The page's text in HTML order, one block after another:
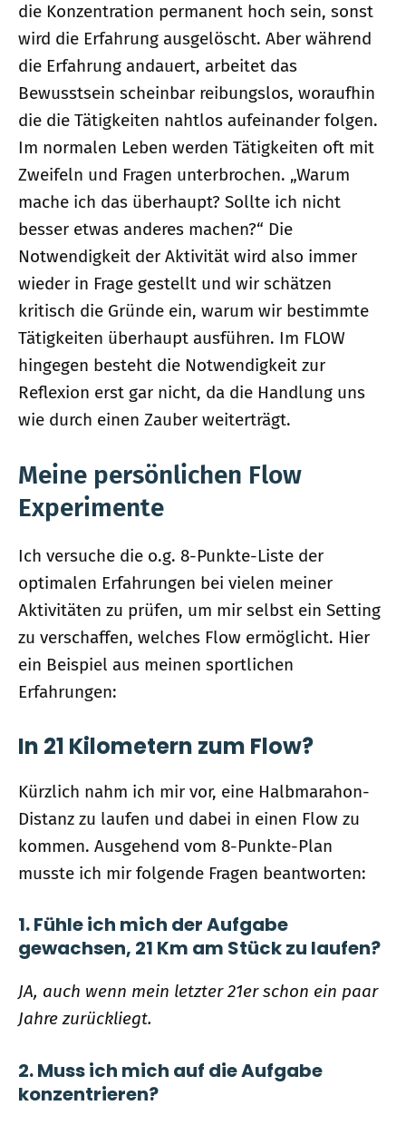
die Konzentration permanent hoch sein, sonst
wird die Erfahrung ausgelöscht. Aber während
die Erfahrung andauert, arbeitet das
Bewusstsein scheinbar reibungslos, woraufhin
die die Tätigkeiten nahtlos aufeinander folgen.
Im normalen Leben werden Tätigkeiten oft mit
Zweifeln und Fragen unterbrochen. „Warum
mache ich das überhaupt? Sollte ich nicht
besser etwas anderes machen?“ Die
Notwendigkeit der Aktivität wird also immer
wieder in Frage gestellt und wir schätzen
kritisch die Gründe ein, warum wir bestimmte
Tätigkeiten überhaupt ausführen. Im FLOW
hingegen besteht die Notwendigkeit zur
Reflexion erst gar nicht, da die Handlung uns
wie durch einen Zauber weiterträgt.
Meine persönlichen Flow
Experimente
Ich versuche die o.g. 8-Punkte-Liste der
optimalen Erfahrungen bei vielen meiner
Aktivitäten zu prüfen, um mir selbst ein Setting
zu verschaffen, welches Flow ermöglicht. Hier
ein Beispiel aus meinen sportlichen
Erfahrungen:
In 21 Kilometern zum Flow?
Kürzlich nahm ich mir vor, eine Halbmarahon-
Distanz zu laufen und dabei in einen Flow zu
kommen. Ausgehend vom 8-Punkte-Plan
musste ich mir folgende Fragen beantworten:
1. Fühle ich mich der Aufgabe
gewachsen, 21 Km am Stück zu laufen?
JA, auch wenn mein letzter 21er schon ein paar
Jahre zurückliegt.
2. Muss ich mich auf die Aufgabe
konzentrieren?